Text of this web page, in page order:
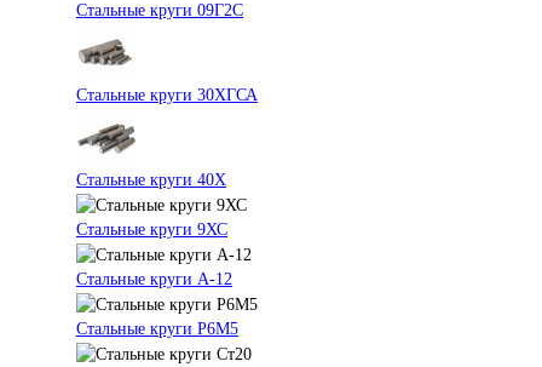
Стальные круги 09Г2С
Стальные круги 30ХГСА
Стальные круги 40Х
Стальные круги 9ХС
Стальные круги А-12
Стальные круги Р6М5